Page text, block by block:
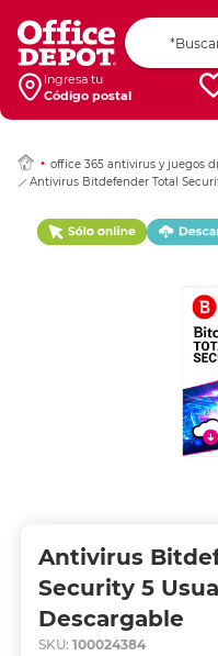
Ingresa tu
Código postal
office 365 antivirus y juegos
Antivirus Bitdefender Total
Antivirus
Security 5
Descargable
SKU: 100024384